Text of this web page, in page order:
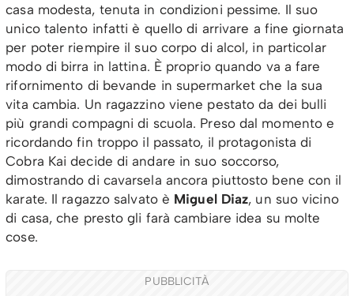
casa modesta, tenuta in condizioni pessime. Il suo
unico talento infatti è quello di arrivare a fine giornata
per poter riempire il suo corpo di alcol, in particolar
modo di birra in lattina. È proprio quando va a fare
rifornimento di bevande in supermarket che la sua
vita cambia. Un ragazzino viene pestato da dei bulli
più grandi compagni di scuola. Preso dal momento e
ricordando fin troppo il passato, il protagonista di
Cobra Kai decide di andare in suo soccorso,
dimostrando di cavarsela ancora piuttosto bene con il
karate. Il ragazzo salvato è Miguel Diaz, un suo vicino
di casa, che presto gli farà cambiare idea su molte
cose.
PUBBLICITÀ